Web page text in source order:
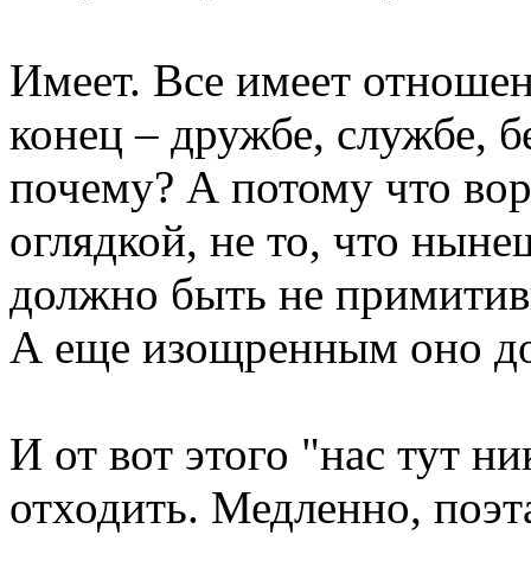
Имеет. Все имеет
конец – дружбе, службе,
почему? А потому что
оглядкой, не то, что
должно быть не
А еще изощренным оно
И от вот этого "нас тут
отходить. Медленно,